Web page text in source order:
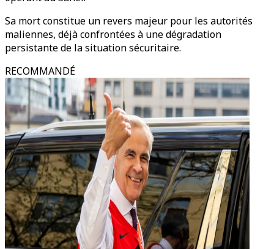
Sa mort constitue un revers majeur pour les autorités
maliennes, déjà confrontées à une dégradation
persistante de la situation sécuritaire.
RECOMMANDÉ